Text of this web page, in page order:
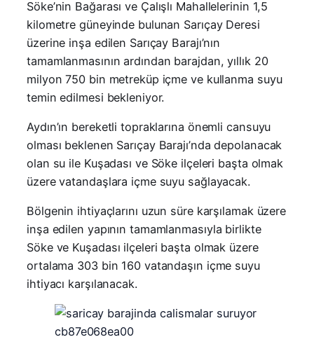
Söke’nin Bağarası ve Çalışlı Mahallelerinin 1,5
kilometre güneyinde bulunan Sarıçay Deresi
üzerine inşa edilen Sarıçay Barajı’nın
tamamlanmasının ardından barajdan, yıllık 20
milyon 750 bin metreküp içme ve kullanma suyu
temin edilmesi bekleniyor.
Aydın’ın bereketli topraklarına önemli cansuyu
olması beklenen Sarıçay Barajı’nda depolanacak
olan su ile Kuşadası ve Söke ilçeleri başta olmak
üzere vatandaşlara içme suyu sağlayacak.
Bölgenin ihtiyaçlarını uzun süre karşılamak üzere
inşa edilen yapının tamamlanmasıyla birlikte
Söke ve Kuşadası ilçeleri başta olmak üzere
ortalama 303 bin 160 vatandaşın içme suyu
ihtiyacı karşılanacak.